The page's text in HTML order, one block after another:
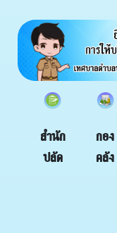
สำนัก
ปลัด
กอง
คลัง